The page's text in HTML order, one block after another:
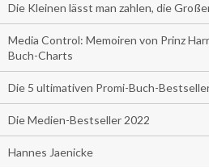
Die Kleinen lässt man zahlen, die
Media Control: Memoiren von Prinz
Buch-Charts
Die 5 ultimativen Promi-Buch-
Die Medien-Bestseller 2022
Hannes Jaenicke